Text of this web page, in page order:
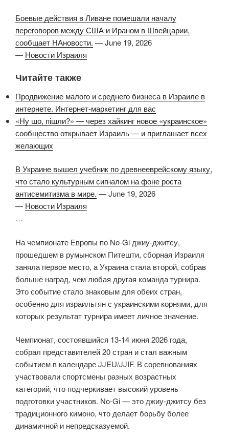
Боевые действия в Ливане помешали началу
переговоров между США и Ираном в Швейцарии,
сообщает НАновости. —June 19, 2026
— Новости Израиля
Читайте также
Продвижение малого и среднего бизнеса в Израиле в
интернете. Интернет-маркетинг для вас
«Ну шо, пішли?» — через хайкинг новое «украинское»
сообщество открывает Израиль — и приглашает всех
желающих
В Украине вышел учебник по древнееврейскому языку,
что стало культурным сигналом на фоне роста
антисемитизма в мире. —June 19, 2026
— Новости Израиля
…
На чемпионате Европы по No-Gi джиу-джитсу,
прошедшем в румынском Питешти, сборная Израиля
заняла первое место, а Украина стала второй, собрав
больше наград, чем любая другая команда турнира.
Это событие стало знаковым для обеих стран,
особенно для израильтян с украинскими корнями, для
которых результат турнира имеет личное значение.
Чемпионат, состоявшийся 13-14 июня 2026 года,
собрал представителей 20 стран и стал важным
событием в календаре JJEU/JJIF. В соревнованиях
участвовали спортсмены разных возрастных
категорий, что подчеркивает высокий уровень
подготовки участников. No-Gi — это джиу-джитсу без
традиционного кимоно, что делает борьбу более
динамичной и непредсказуемой.